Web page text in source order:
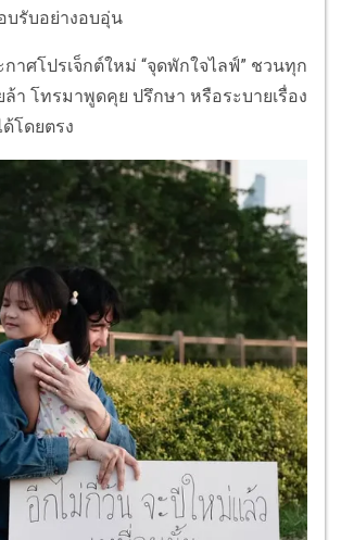
บรับอย่างอบอุ่น
าศโปรเจ็กต์ใหม่ “จุดพักใจไลฟ์” ชวนทุก
า โทรมาพูดคุย ปรึกษา หรือระบายเรื่อง
โดยตรง